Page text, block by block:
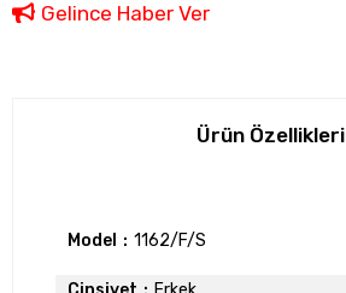
Gelince Haber Ver
Ürün Özellikleri
Model 1162/F/S